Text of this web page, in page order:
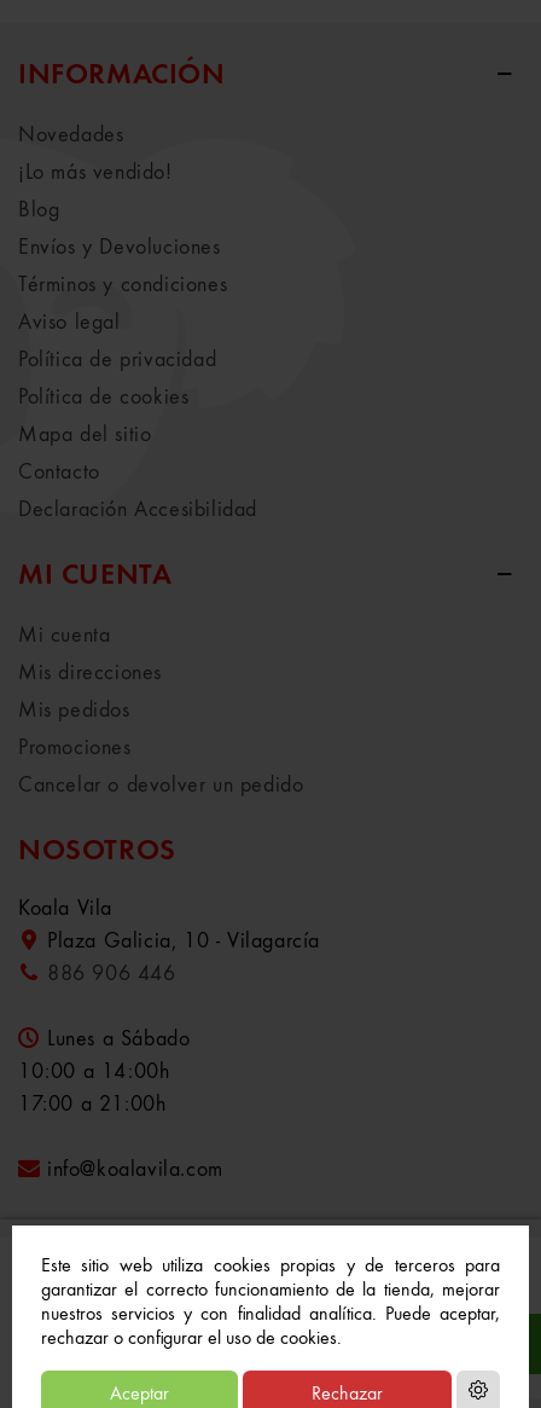
Este sitio web utiliza cookies propias y de terceros para
garantizar el correcto funcionamiento de la tienda, mejorar
nuestros servicios y con finalidad analítica. Puede aceptar,
rechazar o configurar el uso de cookies.
Aceptar Rechazar
INFORMACIÓN
Novedades
¡Lo más vendido!
Blog
Envíos y Devoluciones
Términos y condiciones
Aviso legal
Política de privacidad
Política de cookies
Mapa del sitio
Contacto
Declaración Accesibilidad
MI CUENTA
Mi cuenta
Mis direcciones
Mis pedidos
Promociones
Cancelar o devolver un pedido
NOSOTROS
Koala Vila
Plaza Galicia, 10 - Vilagarcía
886 906 446
Lunes a Sábado
10:00 a 14:00h
17:00 a 21:00h
info@koalavila.com
© 2021-2022 Koala Vila™. Todos los derechos